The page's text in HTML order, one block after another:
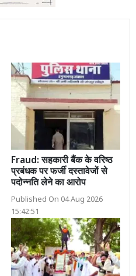
Fraud: सहकारी बैंक के वरिष्ठ
प्रबंधक पर फर्जी दस्तावेजों से
पदोन्नति लेने का आरोप
Published On 04 Aug 2026
15:42:51